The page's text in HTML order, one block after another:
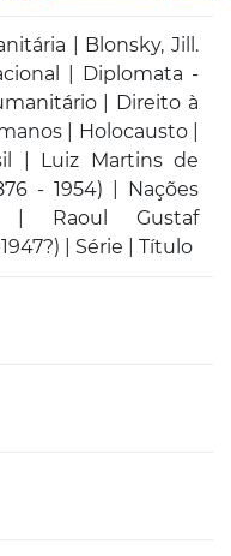
| Blonsky, Jill.
| Diplomata -
| Direito à
| Holocausto |
| Luiz Martins de
- 1954) | Nações
| Raoul Gustaf
| Série | Título